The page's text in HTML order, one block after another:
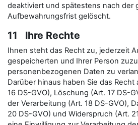
deaktiviert und spätestens nach der
Aufbewahrungsfrist gelöscht.
11 Ihre Rechte
Ihnen steht das Recht zu, jederzeit
gespeicherten und Ihrer Person
personenbezogenen Daten zu
Darüber hinaus haben Sie das
16 DS-GVO), Löschung (Art. 17 DS-
der Verarbeitung (Art. 18 DS-GVO),
20 DS-GVO) und Widerspruch (Art.